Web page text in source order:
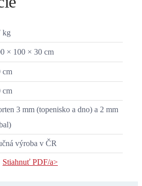
kg
× 100 × 30 cm
cm
cm
3 mm (topenisko a dno) a 2 mm
výroba v ČR
Stiahnuť PDF/a>